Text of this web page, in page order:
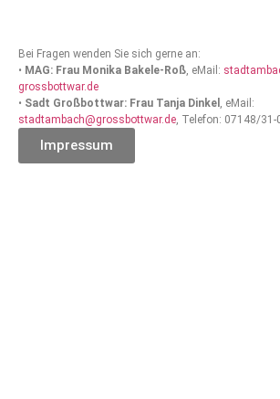
Bei Fragen wenden Sie sich gerne an:
• MAG: Frau Monika Bakele-Roß, eMail:
grossbottwar.de
• Sadt Großbottwar: Frau Tanja Dinkel , eMail:
stadtambach@grossbottwar.de, Telefon: 07148/31-
Impressum